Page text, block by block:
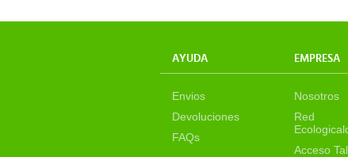
AYUDA EMPRESA
Envios
Devoluciones
FAQs
Nosotros
Red
Acceso